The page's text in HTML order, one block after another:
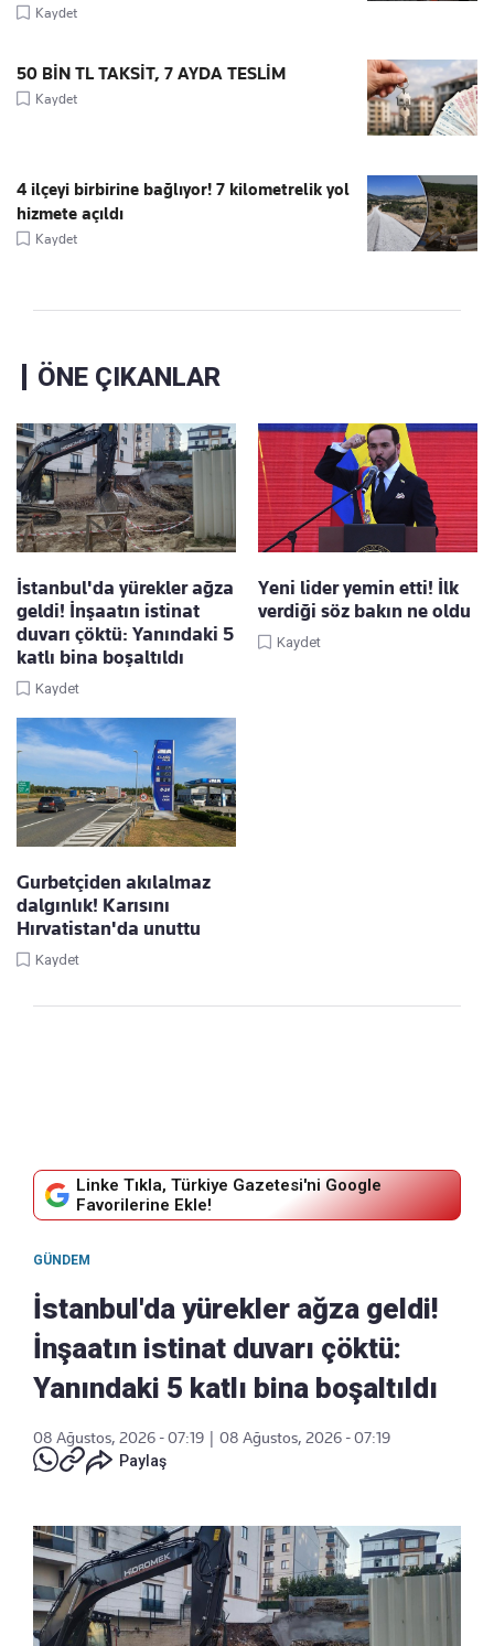
Kaydet
50 BİN TL TAKSİT, 7 AYDA TESLİM
Kaydet
4 ilçeyi birbirine bağlıyor! 7 kilometrelik yol
hizmete açıldı
Kaydet
ÖNE ÇIKANLAR
İstanbul'da yürekler ağza
geldi! İnşaatın istinat
duvarı çöktü: Yanındaki 5
katlı bina boşaltıldı
Kaydet
Yeni lider yemin etti! İlk
verdiği söz bakın ne oldu
Kaydet
Gurbetçiden akılalmaz
dalgınlık! Karısını
Hırvatistan'da unuttu
Kaydet
Linke Tıkla, Türkiye Gazetesi'ni Google
Favorilerine Ekle!
GÜNDEM
İstanbul'da yürekler ağza geldi!
İnşaatın istinat duvarı çöktü:
Yanındaki 5 katlı bina boşaltıldı
08 Ağustos, 2026 - 07:19
08 Ağustos, 2026 - 07:19
Paylaş